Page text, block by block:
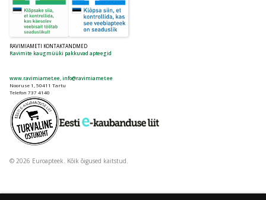
RAVIMIAMETI KONTAKTANDMED
Ravimite kaugmüüki pakkuvad apteegid
www.ravimiamet.ee info@ravimiamet.ee
Nooruse 1, 50411 Tartu
Telefon 737 4140
© 2026 Euroapteek. Kõik õigused kaitstud.